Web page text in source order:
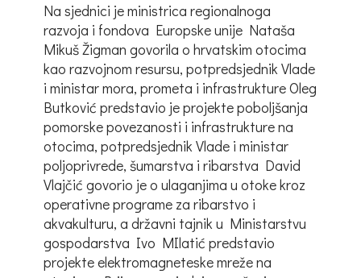
Na sjednici je ministrica regionalnoga
razvoja i fondova Europske unije Nataša
Mikuš Žigman govorila o hrvatskim otocima
kao razvojnom resursu, potpredsjednik Vlade
i ministar mora, prometa i infrastrukture Oleg
Butković predstavio je projekte poboljšanja
pomorske povezanosti i infrastrukture na
otocima, potpredsjednik Vlade i ministar
poljoprivrede, šumarstva i ribarstva David
Vlajčić govorio je o ulaganjima u otoke kroz
operativne programe za ribarstvo i
akvakulturu, a državni tajnik u Ministarstvu
gospodarstva Ivo MIlatić predstavio
projekte elektromagneteske mreže na